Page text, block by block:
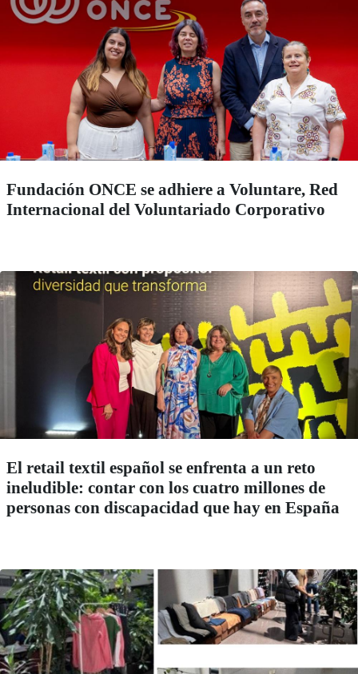
Fundación ONCE se adhiere a Voluntare, Red
Internacional del Voluntariado Corporativo
El retail textil español se enfrenta a un reto
ineludible: contar con los cuatro millones de
personas con discapacidad que hay en España